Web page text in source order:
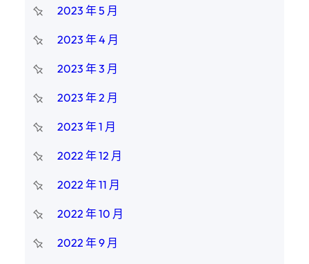
2023 年 5 月
2023 年 4 月
2023 年 3 月
2023 年 2 月
2023 年 1 月
2022 年 12 月
2022 年 11 月
2022 年 10 月
2022 年 9 月